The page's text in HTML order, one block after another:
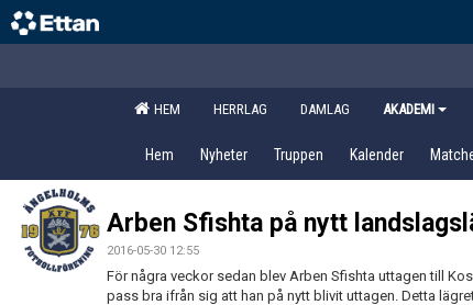
HEM HERRLAG DAMLAG AKADEMI
Hem Nyheter Truppen Kalender
Arben Sfishta på nytt
2016-05-30 12:55
För några veckor sedan blev Arben Sfishta uttagen till
pass bra ifrån sig att han på nytt blivit uttagen. Detta